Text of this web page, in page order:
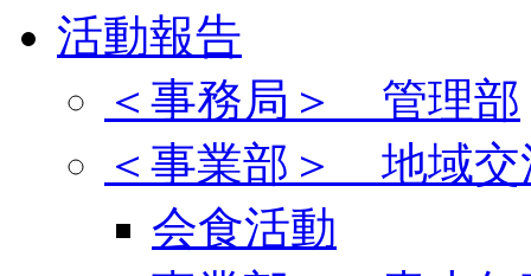
活動報告
＜事務局＞ 管理部
＜事業部＞ 地域交
会食活動